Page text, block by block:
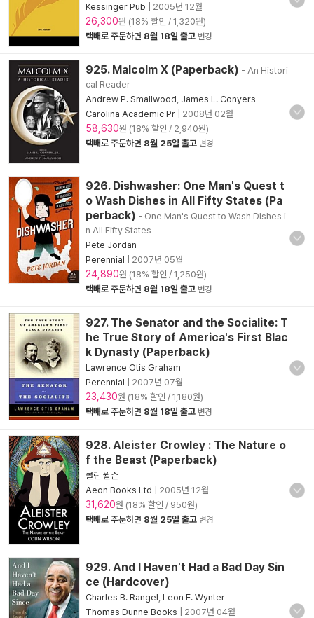
Kessinger Pub
2005년 12월
26,300원 (18% 할인 / 1,320원)
택배로 주문하면 8월 18일 출고 변경
925. Malcolm X (Paperback) - An Histori
cal Reader
Andrew P. Smallwood James L. Conyers
Carolina Academic Pr
2008년 02월
58,630원 (18% 할인 / 2,940원)
택배로 주문하면 8월 25일 출고 변경
926. Dishwasher: One Man's Quest t
o Wash Dishes in All Fifty States (Pa
perback) - One Man's Quest to Wash Dishes i
n All Fifty States
Pete Jordan
Perennial
2007년 05월
24,890원 (18% 할인 / 1,250원)
택배로 주문하면 8월 18일 출고 변경
927. The Senator and the Socialite: T
he True Story of America's First Blac
k Dynasty (Paperback)
Lawrence Otis Graham
Perennial
2007년 07월
23,430원 (18% 할인 / 1,180원)
택배로 주문하면 8월 18일 출고 변경
928. Aleister Crowley : The Nature o
f the Beast (Paperback)
콜린 윌슨
Aeon Books Ltd
2005년 12월
31,620원 (18% 할인 / 950원)
택배로 주문하면 8월 25일 출고 변경
929. And I Haven't Had a Bad Day Sin
ce (Hardcover)
Charles B. Rangel Leon E. Wynter
Thomas Dunne Books
2007년 04월